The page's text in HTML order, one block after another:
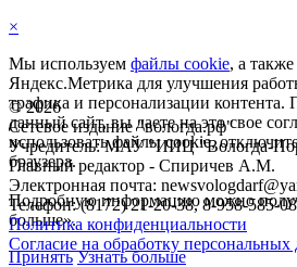
©2026
Сетевое издание "вологда.рф"
Учредитель: МАУ "ИИЦ "Вологда-
Главный редактор - Спиричев А.М.
Электронная почта:
Телефон: (8172) 21-20-38, 8-958-585-
Политика конфиденциальности
Согласие на обработку
×
Мы используем файлы cookie, а
Яндекс.Метрика для улучшения
трафика и персонализации контента.
данный сайт, вы даете на это свое
использовать файлы cookie,
браузера.
Подробную информацию можно
больше».
Принять Узнать больше